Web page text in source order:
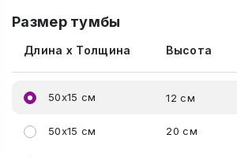
Размер тумбы
Длина x Толщина Высота
50x15 см 12 см
50x15 см 20 см